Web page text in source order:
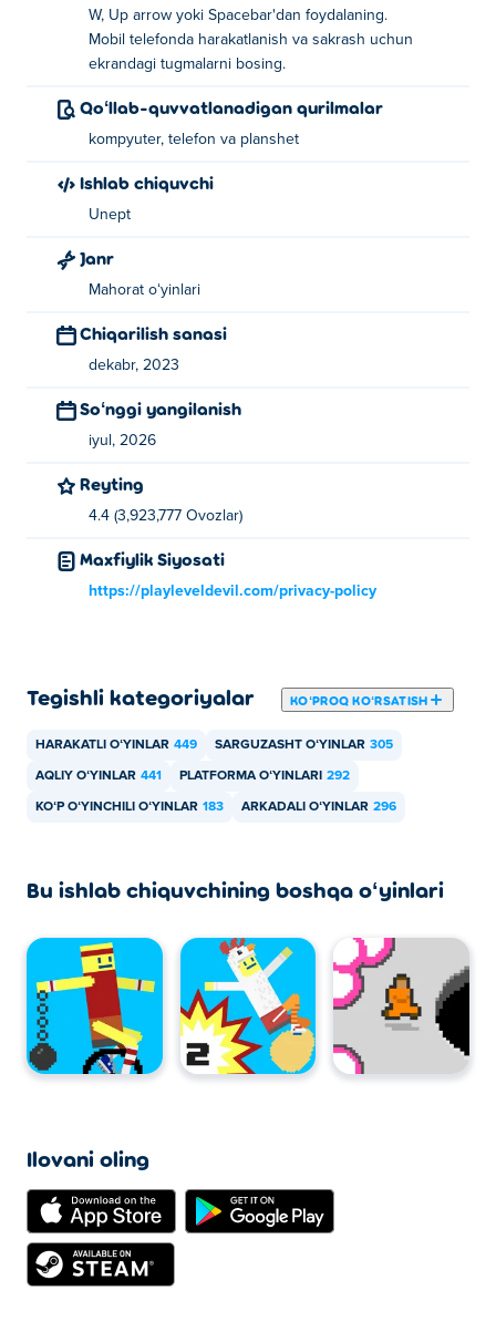
Har bir sakrash oson tuyuladi, toki bosqich qarshilik
qilmaguncha.
W, Up arrow yoki Spacebar'dan foydalaning.
Mobil telefonda harakatlanish va sakrash uchun
ekrandagi tugmalarni bosing.
Qoʻllab-quvvatlanadigan qurilmalar
kompyuter, telefon va planshet
Ishlab chiquvchi
Unept
Janr
Mahorat oʻyinlari
Chiqarilish sanasi
dekabr, 2023
Soʻnggi yangilanish
iyul, 2026
Reyting
4.4 (3,923,777 Ovozlar)
Maxfiylik Siyosati
https://playleveldevil.com/privacy-policy
Tegishli kategoriyalar KOʻPROQ KOʻRSATISH
HARAKATLI OʻYINLAR 449 SARGUZASHT OʻYINLAR 305
AQLIY OʻYINLAR 441 PLATFORMA OʻYINLARI 292
KOʻP OʻYINCHILI OʻYINLAR 183 ARKADALI OʻYINLAR 296
Bu ishlab chiquvchining boshqa oʻyinlari
Ilovani oling